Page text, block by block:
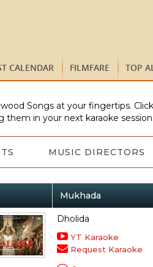
CALENDAR FILMFARE TOP
Songs at your fingertips.
them in your next karaoke
MUSIC DIRECTORS
Mukhada
Dholida
YT Karaoke
Request Karaoke